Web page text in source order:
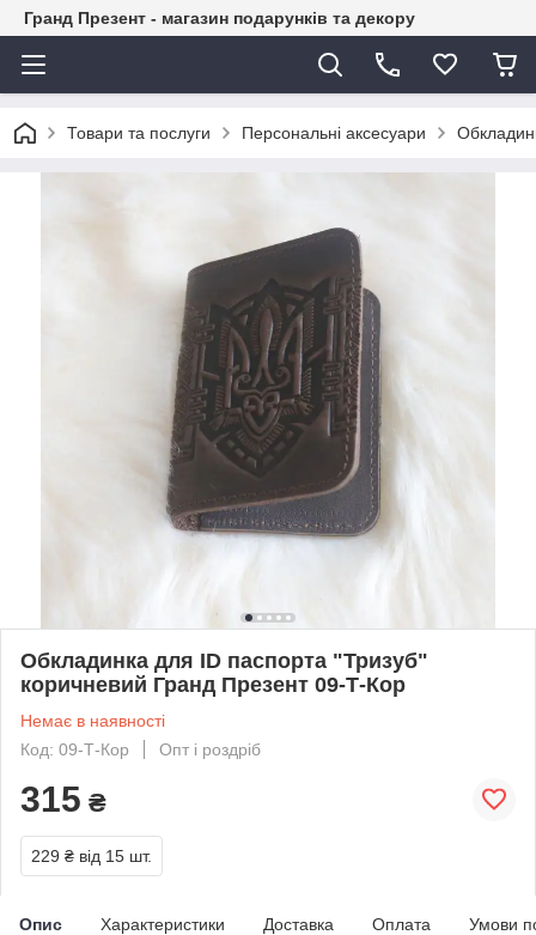
Гранд Презент - магазин подарунків та декору
Товари та послуги Персональні аксесуари
Обкладинка для ID паспорта "Тризуб"
коричневий Гранд Презент 09-Т-Кор
Немає в наявності
Код: 09-Т-Кор
Опт і роздріб
315 ₴
229 ₴ від 15 шт.
Опис Характеристики Доставка Оплата Умови